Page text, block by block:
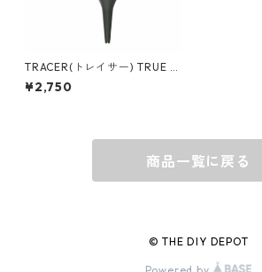
TRACER(トレイサー) TRUE S
HOTチョークマーカー ACSMK
1
¥2,750
商品一覧に戻る
© THE DIY DEPOT